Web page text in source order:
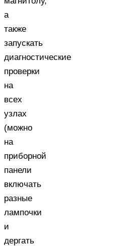
а
также
запускать
диагностические
проверки
на
всех
узлах
(можно
на
приборной
панели
включать
разные
лампочки
и
дергать